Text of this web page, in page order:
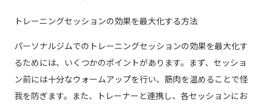
トレーニングセッションの効果を最大化する方法
パーソナルジムでのトレーニングセッションの効果を最大化す
るためには、いくつかのポイントがあります。まず、セッショ
ン前には十分なウォームアップを行い、筋肉を温めることで怪
我を防ぎます。また、トレーナーと連携し、各セッションにお